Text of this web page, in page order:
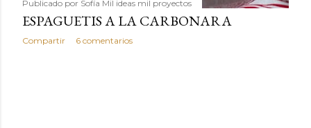
Publicado por Sofía Mil ideas mil proyectos
ESPAGUETIS A LA CARBONARA
Compartir 6 comentarios